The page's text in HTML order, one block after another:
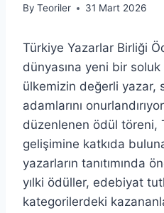
By Teoriler 31 Mart 2026
Türkiye Yazarlar Birliği
dünyasına yeni bir
ülkemizin değerli yazar,
adamlarını
düzenlenen ödül töreni,
gelişimine katkıda
yazarların tanıtımında
yılki ödüller, edebiyat
kategorilerdeki